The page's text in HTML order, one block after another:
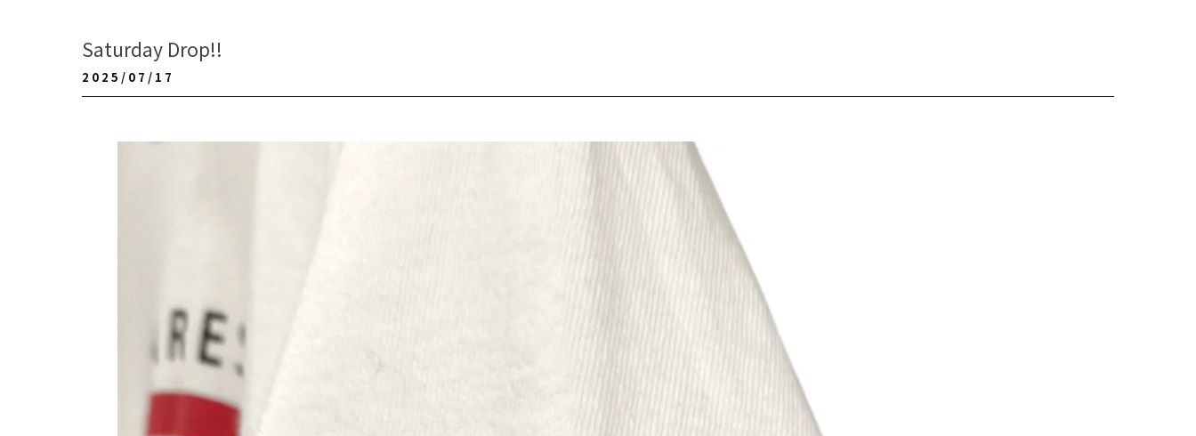
Saturday Drop!!
2025/07/17